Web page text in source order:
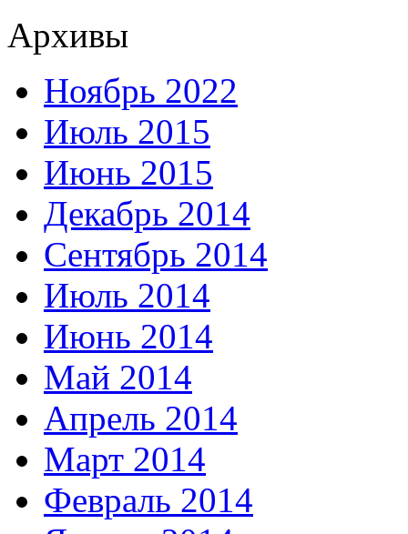
Архивы
Ноябрь 2022
Июль 2015
Июнь 2015
Декабрь 2014
Сентябрь 2014
Июль 2014
Июнь 2014
Май 2014
Апрель 2014
Март 2014
Февраль 2014